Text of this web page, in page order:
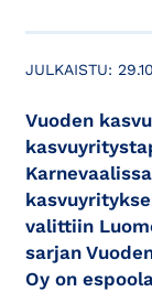
JULKAISTU:
Vuoden
valittiin
sarjan
Oy on